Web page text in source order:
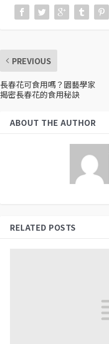
PREVIOUS
長春花可食用嗎？園藝學家
揭密長春花的食用秘訣
ABOUT THE AUTHOR
RELATED POSTS